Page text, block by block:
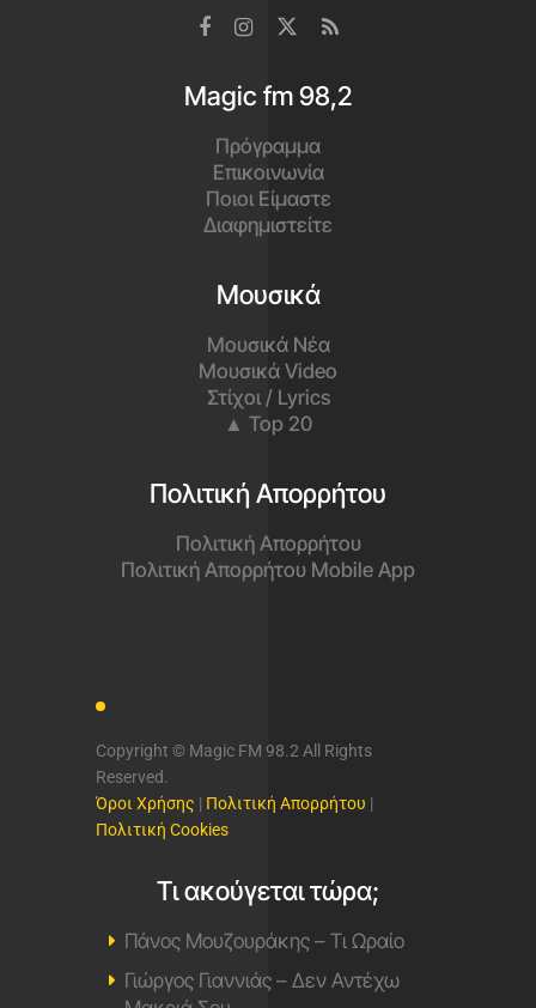
Magic fm 98,2
Πρόγραμμα
Επικοινωνία
Ποιοι Είμαστε
Διαφημιστείτε
Μουσικά
Μουσικά Νέα
Μουσικά Video
Στίχοι / Lyrics
▲ Top 20
Πολιτική Απορρήτου
Πολιτική Απορρήτου
Πολιτική Απορρήτου Mobile App
Copyright © Magic FM 98.2 All Rights
Reserved.
Όροι Χρήσης | Πολιτική Απορρήτου |
Πολιτική Cookies
Τι ακούγεται τώρα;
Πάνος Μουζουράκης – Τι Ωραίο
Γιώργος Γιαννιάς – Δεν Αντέχω